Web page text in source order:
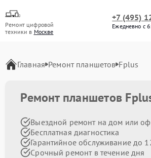
Ремонт цифровой
техники в Москве
+7 (495)
Ежедневно с
Главная Ремонт планшетов Fplus
Ремонт планшетов
Выездной ремонт на дом или
Бесплатная диагностика
Гарантийное обслуживание до
Срочный ремонт в течение дня